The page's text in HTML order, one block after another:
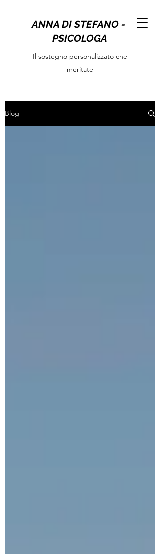
ANNA DI STEFANO -
PSICOLOGA
Il sostegno personalizzato che
meritate
Blog